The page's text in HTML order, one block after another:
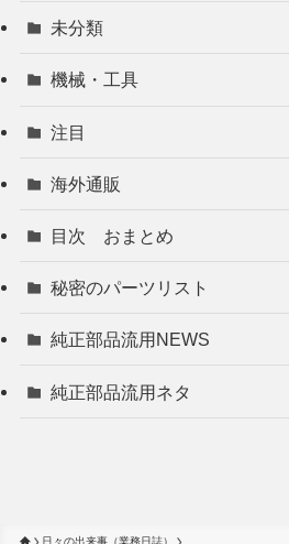
未分類
機械・工具
注目
海外通販
目次 おまとめ
秘密のパーツリスト
純正部品流用NEWS
純正部品流用ネタ